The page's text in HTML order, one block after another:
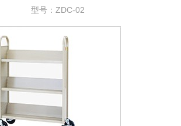
型号：ZDC-02